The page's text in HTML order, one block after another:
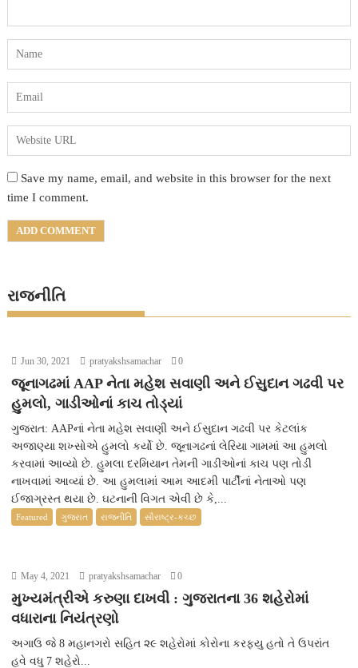
Save my name, email, and website in this browser for the next
time I comment.
રાજનીતિ
Jun 30, 2021 pratyakshsamachar 0
જૂનાગઢમાં AAP નેતા મહેશ સવાણી અને ઈસુદાન ગઢવી પર
હુમલો, ગાડીઓનાં કાચ તોડ્યાં
ગુજરાત: AAPનાં નેતા મહેશ સવાણી અને ઈસુદાન ગઢવી પર કેટલાંક
અજાણ્યા શખ્સોએ હુમલો કર્યો છે. જૂનાગઢનાં લેરિયા ગામમાં આ હુમલો
કરવામાં આવ્યો છે. હુમલા દરમિયાન તેમની ગાડીઓનાં કાચ પણ તોડી
નાખવામાં આવ્યાં છે. આ હુમલામાં આમ આદમી પાર્ટીનાં નેતાઓ પણ
ઈજાગ્રસ્ત થયા છે. ઘટનાની વિગત એવી છે કે,...
Featured ગુજરાત રાજનીતિ સૌરાષ્ટ્ર-કચ્છ
May 4, 2021 pratyakshsamachar 0
મુખ્યમંત્રીએ કરુણા દાખવી : ગુજરાતના 36 શહેરોમાં
વધારાના નિયંત્રણો
અગાઉ જે 8 મહાનગરો સહિત ૨૯ શહેરોમાં કોરોના કરફ્યુ હતો તે ઉપરાંત
હવે વધુ 7 શહેરો...